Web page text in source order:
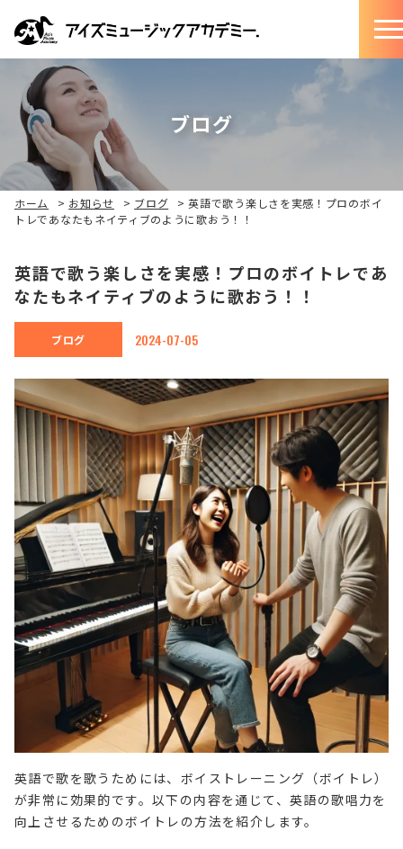
ブログ
ホーム > お知らせ > ブログ >英語で歌う楽しさを実感！プロのボイ
トレであなたもネイティブのように歌おう！！
英語で歌う楽しさを実感！プロのボイトレであ
なたもネイティブのように歌おう！！
ブログ 2024-07-05
英語で歌を歌うためには、ボイストレーニング（ボイトレ）
が非常に効果的です。以下の内容を通じて、英語の歌唱力を
向上させるためのボイトレの方法を紹介します。